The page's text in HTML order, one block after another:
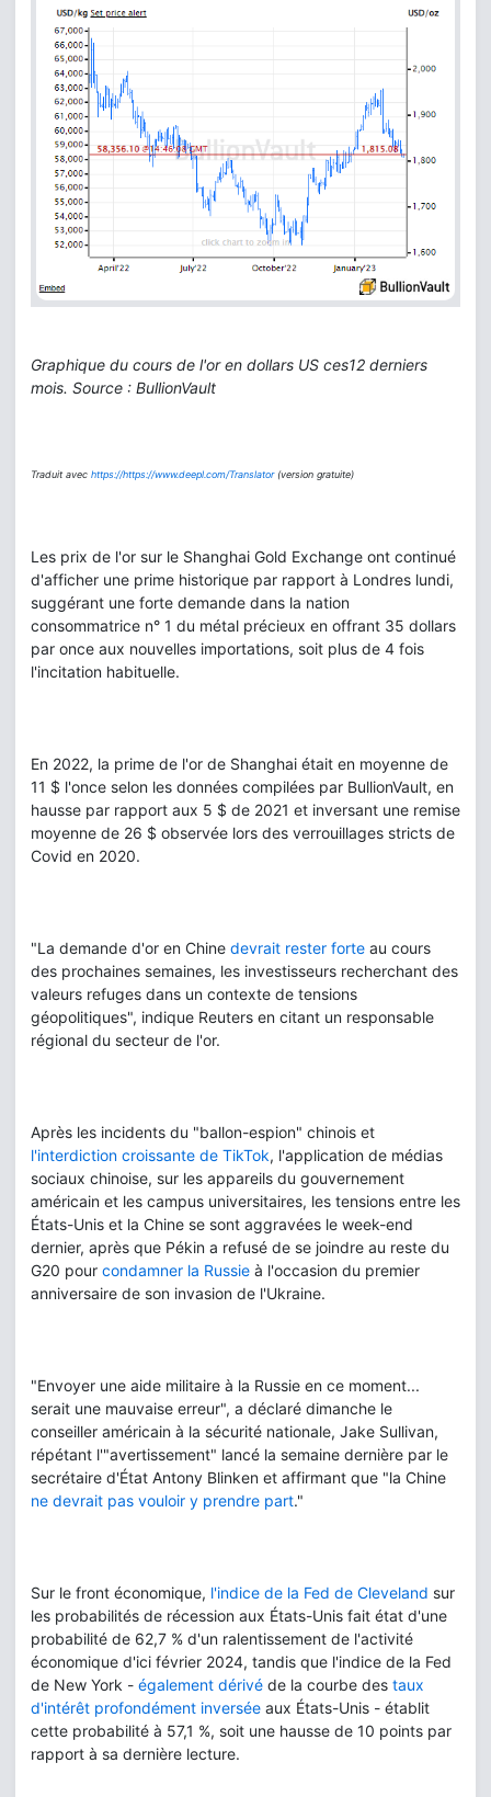
Graphique du cours de l'or en dollars US ces12 derniers
mois. Source : BullionVault
Traduit avec https://https://www.deepl.com/Translator(version gratuite)
Les prix de l'or sur le Shanghai Gold Exchange ont continué
d'afficher une prime historique par rapport à Londres lundi,
suggérant une forte demande dans la nation
consommatrice n° 1 du métal précieux en offrant 35 dollars
par once aux nouvelles importations, soit plus de 4 fois
l'incitation habituelle.
En 2022, la prime de l'or de Shanghai était en moyenne de
11 $ l'once selon les données compilées par BullionVault, en
hausse par rapport aux 5 $ de 2021 et inversant une remise
moyenne de 26 $ observée lors des verrouillages stricts de
Covid en 2020.
"La demande d'or en Chine devrait rester forte au cours
des prochaines semaines, les investisseurs recherchant des
valeurs refuges dans un contexte de tensions
géopolitiques", indique Reuters en citant un responsable
régional du secteur de l'or.
Après les incidents du "ballon-espion" chinois et
l'interdiction croissante de TikTok, l'application de médias
sociaux chinoise, sur les appareils du gouvernement
américain et les campus universitaires, les tensions entre les
États-Unis et la Chine se sont aggravées le week-end
dernier, après que Pékin a refusé de se joindre au reste du
G20 pour condamner la Russie à l'occasion du premier
anniversaire de son invasion de l'Ukraine.
"Envoyer une aide militaire à la Russie en ce moment...
serait une mauvaise erreur", a déclaré dimanche le
conseiller américain à la sécurité nationale, Jake Sullivan,
répétant l'"avertissement" lancé la semaine dernière par le
secrétaire d'État Antony Blinken et affirmant que "la Chine
ne devrait pas vouloir y prendre part."
Sur le front économique, l'indice de la Fed de Cleveland sur
les probabilités de récession aux États-Unis fait état d'une
probabilité de 62,7 % d'un ralentissement de l'activité
économique d'ici février 2024, tandis que l'indice de la Fed
de New York - également dérivé de la courbe des taux
d'intérêt profondément inversée aux États-Unis - établit
cette probabilité à 57,1 %, soit une hausse de 10 points par
rapport à sa dernière lecture.